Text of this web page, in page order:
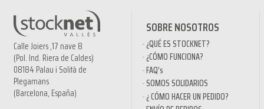
Calle Joiers ,17 nave 8
(Pol. Ind. Riera de Caldes)
08184 Palau i Solità de
Plegamans
(Barcelona, España)
SOBRE NOSOTROS
¿QUÉ ES STOCKNET?
¿CÓMO FUNCIONA?
FAQ’s
SOMOS SOLIDARIOS
¿ CÓMO HACER UN PEDIDO?